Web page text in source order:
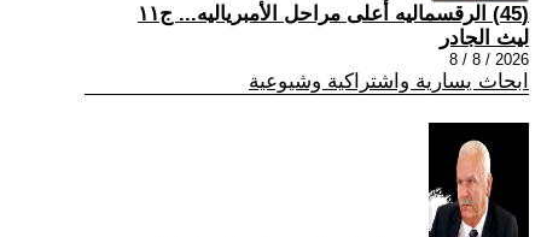
(45) الرقسماليه أعلى مراحل الأمبرياليه... ج١١
ليث الجادر
2026 / 8 / 8
ابحاث يسارية واشتراكية وشيوعية